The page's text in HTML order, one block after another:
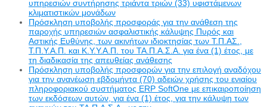
υπηρεσιών συντήρησης τριάντα τριών (33) υφιστάμενων
κλιματιστικών μονάδων
Πρόσκληση υποβολής προσφοράς για την ανάθεση της
παροχής υπηρεσιών ασφαλιστικής κάλυψης Πυρός και
Αστικής Ευθύνης, των ακινήτων ιδιοκτησίας των Τ.Π.ΑΣ.,
Τ.Π.Υ.Α.Π. και Κ.Υ.Υ.Α.Π. του ΤΑ.Π.Α.Σ.Α. για ένα (1) έτος, με
τη διαδικασία της απευθείας ανάθεσης
Πρόσκληση υποβολής προσφορών για την επιλογή αναδόχου
για την ανανέωση εβδομήντα (70) αδειών χρήσης του ενιαίου
πληροφοριακού συστήματος ERP SoftOne με επικαιροποίηση
των εκδόσεων αυτών, για ένα (1) έτος, για την κάλυψη των